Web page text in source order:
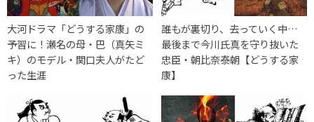
大河ドラマ「どうする家康」の
予習に！瀬名の母・巴（真矢ミ
キ）のモデル・関口夫人がたど
った生涯
誰もが裏切り、去っていく中…
最後まで今川氏真を守り抜いた
忠臣・朝比奈泰朝【どうする家
康】